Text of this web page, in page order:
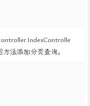
法添加分页查询。